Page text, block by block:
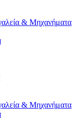
& Μηχανήματα
& Μηχανήματα